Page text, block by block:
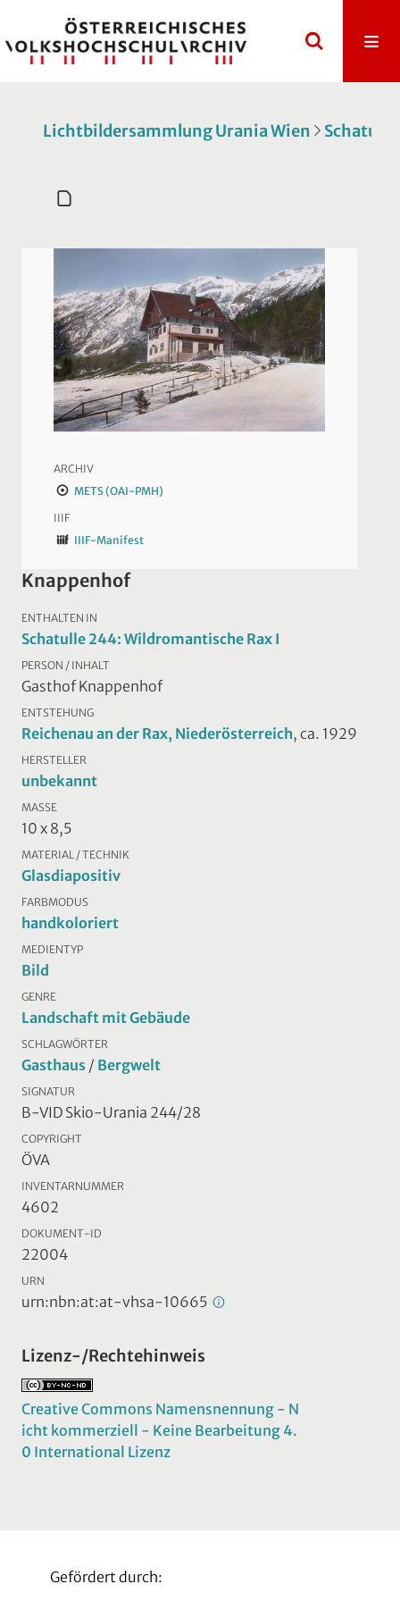
Lichtbildersammlung Urania Wien
ARCHIV
METS (OAI-PMH)
IIIF
IIIF-Manifest
Knappenhof
ENTHALTEN IN
Schatulle 244: Wildromantische Rax I
PERSON / INHALT
Gasthof Knappenhof
ENTSTEHUNG
Reichenau an der Rax, Niederösterreich, ca. 1929
HERSTELLER
unbekannt
MASSE
10 x 8,5
MATERIAL / TECHNIK
Glasdiapositiv
FARBMODUS
handkoloriert
MEDIENTYP
Bild
GENRE
Landschaft mit Gebäude
SCHLAGWÖRTER
Gasthaus / Bergwelt
SIGNATUR
B-VID Skio-Urania 244/28
COPYRIGHT
ÖVA
INVENTARNUMMER
4602
DOKUMENT-ID
22004
URN
urn:nbn:at:at-vhsa-10665
Lizenz-/Rechtehinweis
Creative Commons Namensnennung - N
icht kommerziell - Keine Bearbeitung 4.
0 International Lizenz
Gefördert durch: